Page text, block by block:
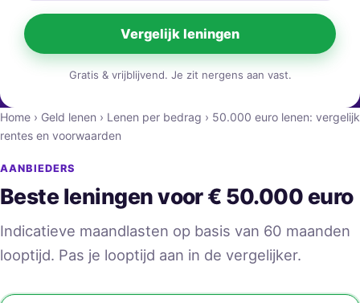
Vergelijk leningen
Gratis & vrijblijvend. Je zit nergens aan vast.
Home › Geld lenen › Lenen per bedrag › 50.000 euro lenen: vergelijk
rentes en voorwaarden
AANBIEDERS
Beste leningen voor € 50.000 euro
Indicatieve maandlasten op basis van 60 maanden
looptijd. Pas je looptijd aan in de vergelijker.